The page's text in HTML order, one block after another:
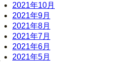
2021年10月
2021年9月
2021年8月
2021年7月
2021年6月
2021年5月